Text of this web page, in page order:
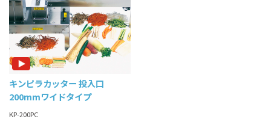
キンピラカッター投入口
200mmワイドタイプ
KP-200PC